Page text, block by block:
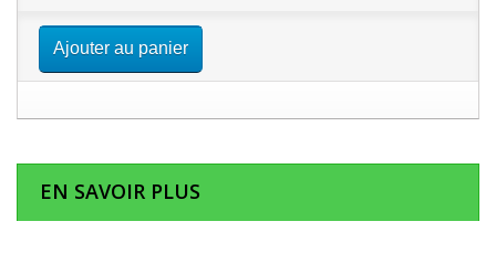
Ajouter au panier
EN SAVOIR PLUS